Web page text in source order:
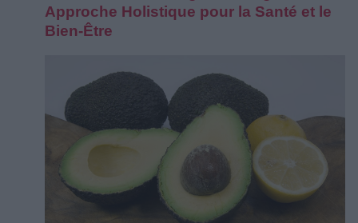
Approche Holistique pour la Santé et le
Bien-Être